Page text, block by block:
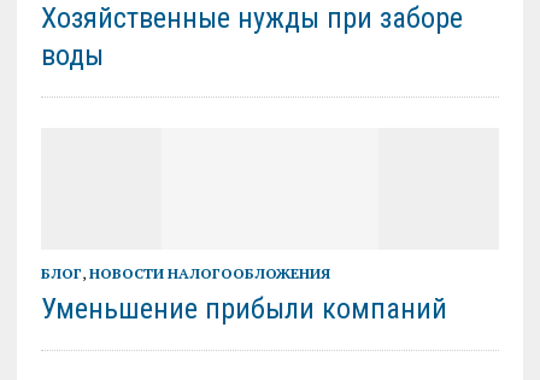
Хозяйственные нужды при заборе
воды
БЛОГ, НОВОСТИ НАЛОГООБЛОЖЕНИЯ
Уменьшение прибыли компаний